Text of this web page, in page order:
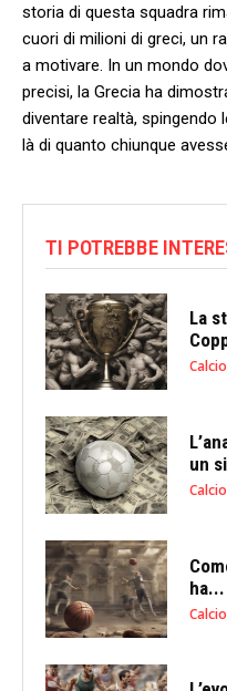
storia‍ di questa ⁢squadra
cuori di milioni ​di greci, un
a motivare. In un mondo‌
precisi, la Grecia ha
diventare realtà, spingendo‌
là di⁢ quanto chiunque
TI POTREBBE
La
Calcio
un
Calcio
ha...
Calcio